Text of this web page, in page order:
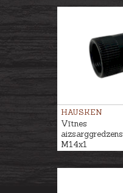
HAUSKEN
Vītnes
aizsarggredzens
M14x1